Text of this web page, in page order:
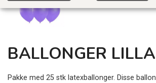
BALLONGER
Pakke med 25 stk latexballonger. Disse